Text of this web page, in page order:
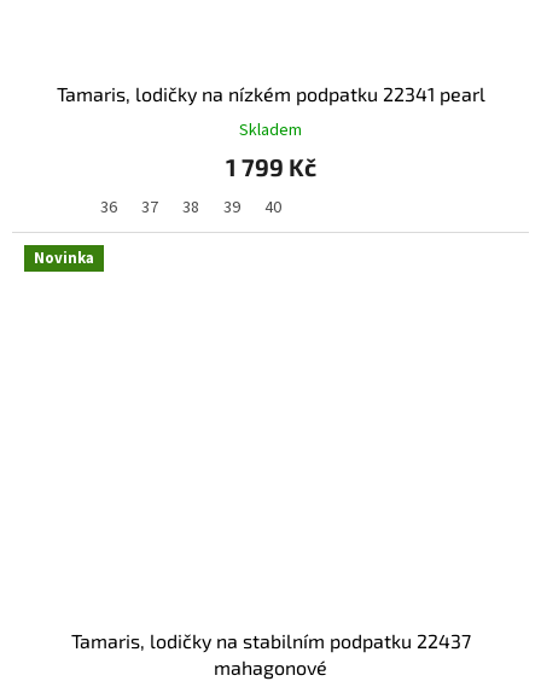
Tamaris, lodičky na nízkém podpatku 22341 pearl
Skladem
1 799 Kč
36 37 38 39 40
Novinka
Tamaris, lodičky na stabilním podpatku 22437
mahagonové